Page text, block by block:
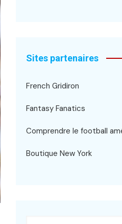
Sites partenaires
French Gridiron
Fantasy Fanatics
Comprendre le football
Boutique New York